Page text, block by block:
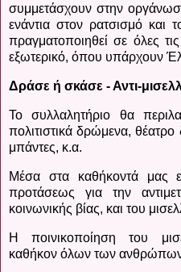
συμμετάσχουν στην
ενάντια στον ρατσισμό και
πραγματοποιηθεί σε όλες
εξωτερικό, όπου υπάρχουν
Δράσε ή σκάσε - Αντι-
Το συλλαλητήριο θα
πολιτιστικά δρώμενα,
μπάντες, κ.α.
Μέσα στα καθήκοντά μας
προτάσεως για την
κοινωνικής βίας, και του
Η ποινικοποίηση του
καθήκον όλων των